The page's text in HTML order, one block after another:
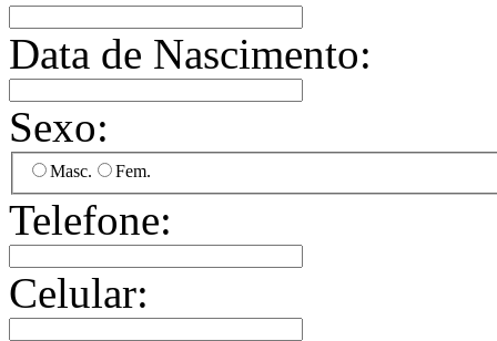
Data de Nascimento:
Sexo:
Masc. Fem.
Telefone:
Celular: